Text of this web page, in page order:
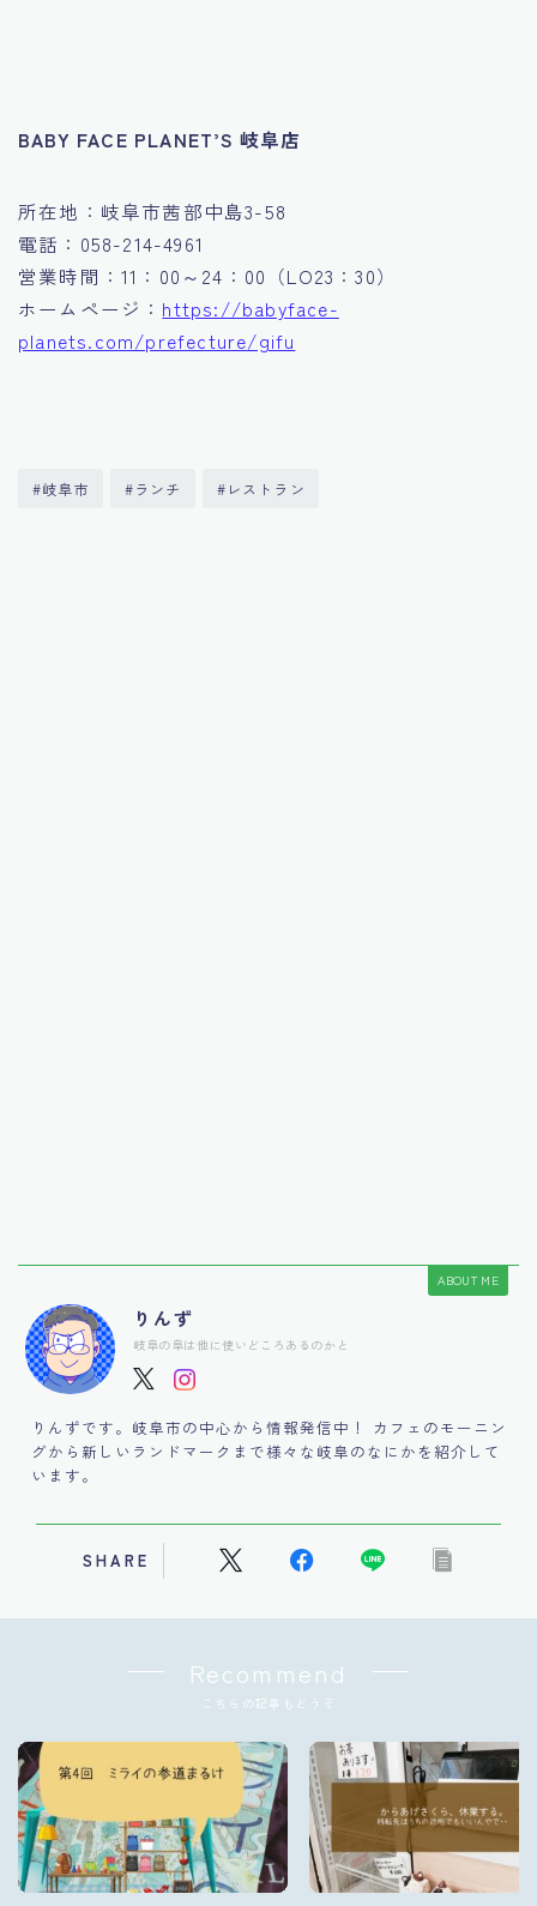
BABY FACE PLANET’S 岐阜店
所在地：岐阜市茜部中島3-58
電話：058-214-4961
営業時間：11：00～24：00（LO23：30）
ホームページ： https://babyface-
planets.com/prefecture/gifu
#岐阜市 #ランチ #レストラン
ABOUT ME
りんず
岐阜の阜は他に使いどころあるのかと
りんずです。岐阜市の中心から情報発信中！ カフェのモーニン
グから新しいランドマークまで様々な岐阜のなにかを紹介して
います。
SHARE
Recommend
こちらの記事もどうぞ